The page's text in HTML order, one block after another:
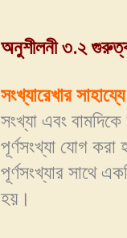
অনুশীলনী ৩.২
সংখ্যারেখার
সংখ্যা এবং
পূর্ণসংখ্যা যোগ
পূর্ণসংখ্যার সাথে
হয়।